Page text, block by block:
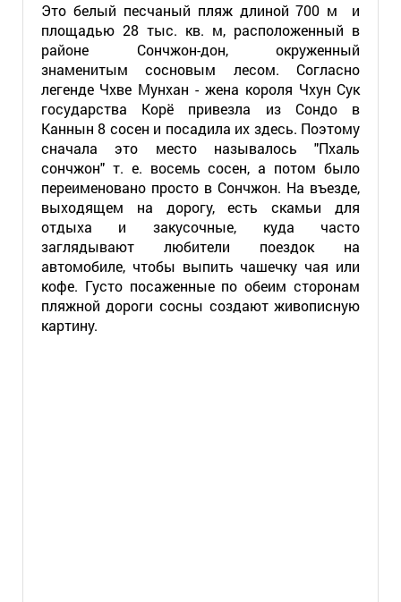
Это белый песчаный пляж длиной 700 м и
площадью 28 тыс. кв. м, расположенный в
районе Сончжон-дон, окруженный
знаменитым сосновым лесом. Согласно
легенде Чхве Мунхан - жена короля Чхун Сук
государства Корё привезла из Сондо в
Каннын 8 сосен и посадила их здесь. Поэтому
сначала это место называлось "Пхаль
сончжон" т. е. восемь сосен, а потом было
переименовано просто в Сончжон. На въезде,
выходящем на дорогу, есть скамьи для
отдыха и закусочные, куда часто
заглядывают любители поездок на
автомобиле, чтобы выпить чашечку чая или
кофе. Густо посаженные по обеим сторонам
пляжной дороги сосны создают живописную
картину.